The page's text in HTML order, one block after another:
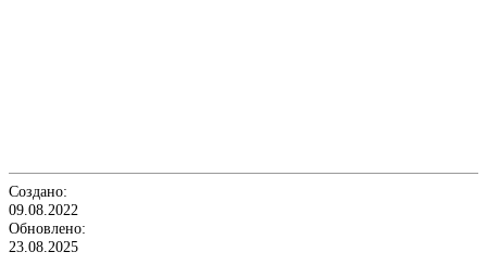
Создано:
09.08.2022
Обновлено:
23.08.2025